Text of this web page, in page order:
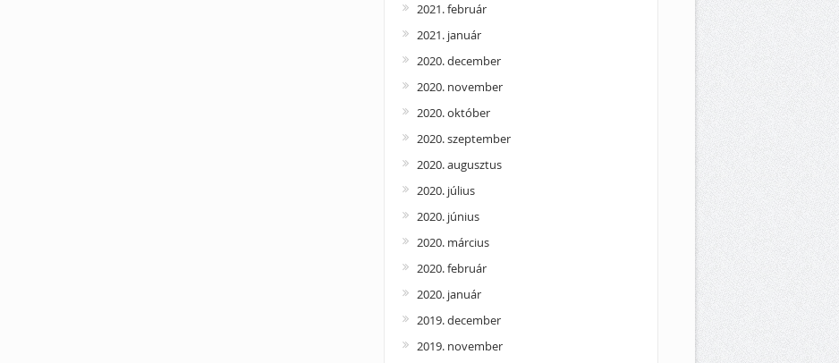
2021. február
2021. január
2020. december
2020. november
2020. október
2020. szeptember
2020. augusztus
2020. július
2020. június
2020. március
2020. február
2020. január
2019. december
2019. november